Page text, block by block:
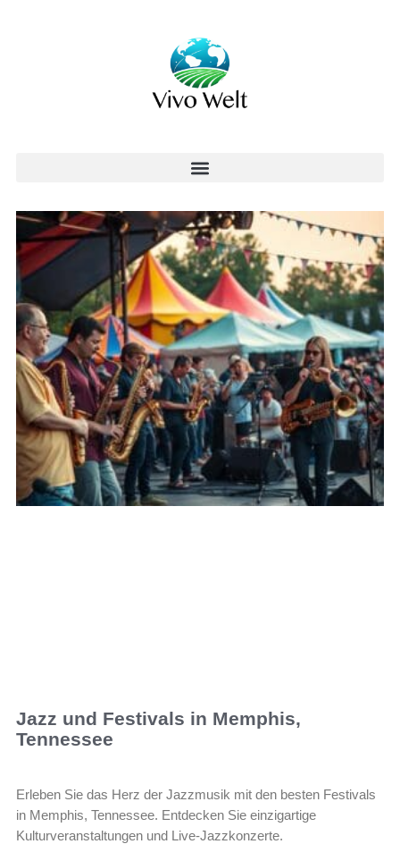
Jazz und Festivals in Memphis,
Tennessee
Erleben Sie das Herz der Jazzmusik mit den besten Festivals
in Memphis, Tennessee. Entdecken Sie einzigartige
Kulturveranstaltungen und Live-Jazzkonzerte.